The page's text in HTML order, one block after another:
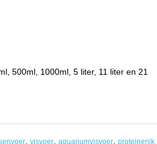
500ml, 1000ml, 5 liter, 11 liter en 21
visvoer aquariumvisvoer proteinerijk